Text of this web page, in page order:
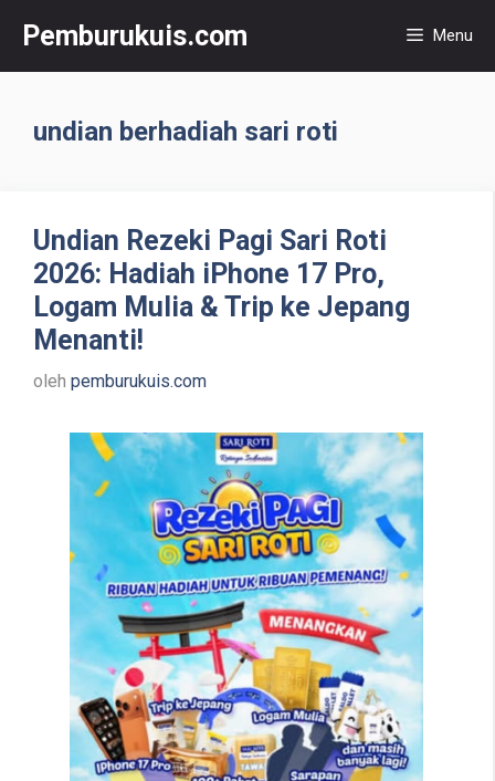
Pemburukuis.com Menu
undian berhadiah sari roti
Undian Rezeki Pagi Sari Roti
2026: Hadiah iPhone 17 Pro,
Logam Mulia & Trip ke Jepang
Menanti!
oleh pemburukuis.com